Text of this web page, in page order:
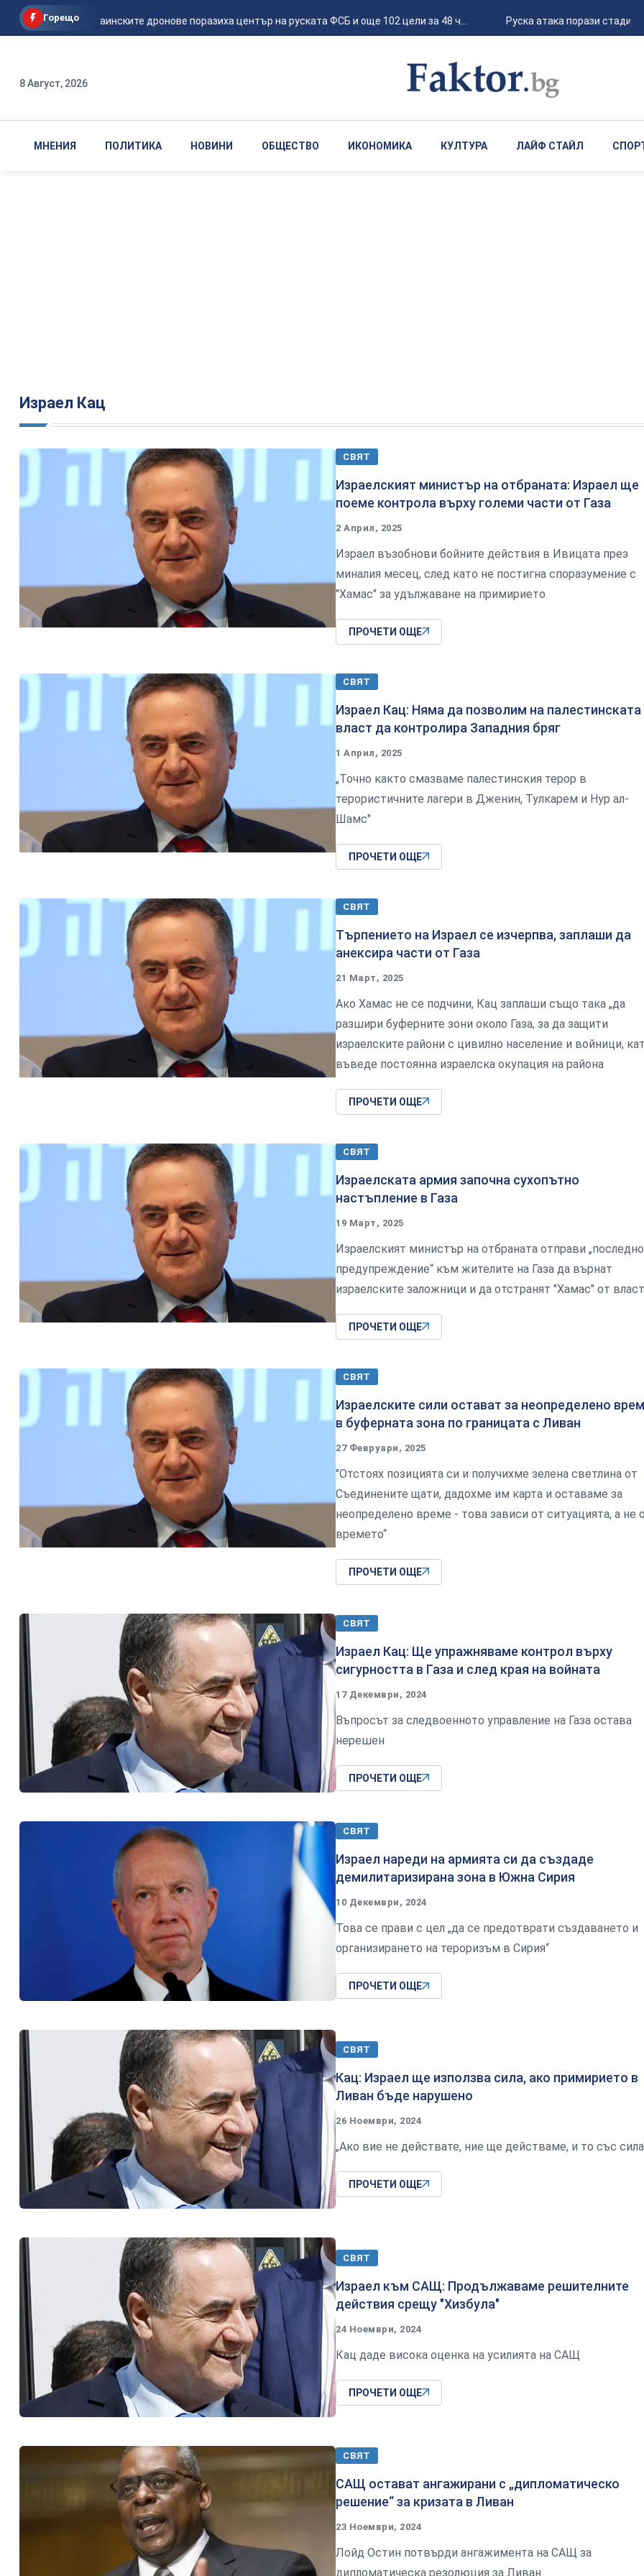
Горещо
Мадяр: Украинските дронове поразиха център на руската ФСБ и още 102 цели за 48 ч... Руска атака порази стадион
8 Август, 2026
МНЕНИЯ ПОЛИТИКА НОВИНИ ОБЩЕСТВО ИКОНОМИКА КУЛТУРА ЛАЙФ СТАЙЛ
Израел Кац
СВЯТ
Израелският министър на отбраната: Израел ще
поеме контрола върху големи части от Газа
2 Април, 2025
Израел възобнови бойните действия в Ивицата през
миналия месец, след като не постигна споразумение с
"Хамас" за удължаване на примирието
ПРОЧЕТИ ОЩЕ
СВЯТ
Израел Кац: Няма да позволим на палестинската
власт да контролира Западния бряг
1 Април, 2025
„Точно както смазваме палестинския терор в
терористичните лагери в Дженин, Тулкарем и Нур ал-
Шамс"
ПРОЧЕТИ ОЩЕ
СВЯТ
Търпението на Израел се изчерпва, заплаши да
анексира части от Газа
21 Март, 2025
Ако Хамас не се подчини, Кац заплаши също така „да
разшири буферните зони около Газа, за да защити
израелските райони с цивилно население и войници,
въведе постоянна израелска окупация на района
ПРОЧЕТИ ОЩЕ
СВЯТ
Израелската армия започна сухопътно
настъпление в Газа
19 Март, 2025
Израелският министър на отбраната отправи „последно
предупреждение“ към жителите на Газа да върнат
израелските заложници и да отстранят "Хамас" от власт
ПРОЧЕТИ ОЩЕ
СВЯТ
Израелските сили остават за неопределено
в буферната зона по границата с Ливан
27 Февруари, 2025
"Отстоях позицията си и получихме зелена светлина от
Съединените щати, дадохме им карта и оставаме за
неопределено време - това зависи от ситуацията, а не
времето“
ПРОЧЕТИ ОЩЕ
СВЯТ
Израел Кац: Ще упражняваме контрол върху
сигурността в Газа и след края на войната
17 Декември, 2024
Въпросът за следвоенното управление на Газа остава
нерешен
ПРОЧЕТИ ОЩЕ
СВЯТ
Израел нареди на армията си да създаде
демилитаризирана зона в Южна Сирия
10 Декември, 2024
Това се прави с цел „да се предотврати създаването и
организирането на тероризъм в Сирия“
ПРОЧЕТИ ОЩЕ
СВЯТ
Кац: Израел ще използва сила, ако примирието в
Ливан бъде нарушено
26 Ноември, 2024
„Ако вие не действате, ние ще действаме, и то със
ПРОЧЕТИ ОЩЕ
СВЯТ
Израел към САЩ: Продължаваме решителните
действия срещу "Хизбула"
24 Ноември, 2024
Кац даде висока оценка на усилията на САЩ
ПРОЧЕТИ ОЩЕ
СВЯТ
САЩ остават ангажирани с „дипломатическо
решение“ за кризата в Ливан
23 Ноември, 2024
Лойд Остин потвърди ангажимента на САЩ за
дипломатическа резолюция за Ливан